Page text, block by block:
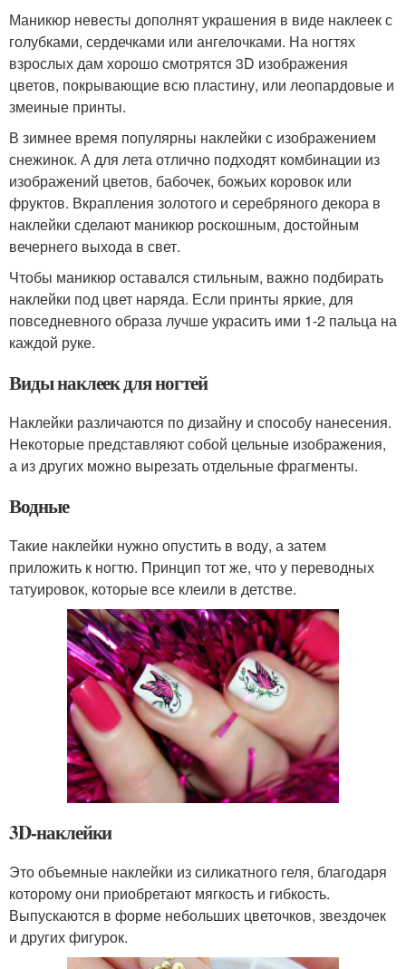
Маникюр невесты дополнят украшения в виде наклеек с
голубками, сердечками или ангелочками. На ногтях
взрослых дам хорошо смотрятся 3D изображения
цветов, покрывающие всю пластину, или леопардовые и
змеиные принты.
В зимнее время популярны наклейки с изображением
снежинок. А для лета отлично подходят комбинации из
изображений цветов, бабочек, божьих коровок или
фруктов. Вкрапления золотого и серебряного декора в
наклейки сделают маникюр роскошным, достойным
вечернего выхода в свет.
Чтобы маникюр оставался стильным, важно подбирать
наклейки под цвет наряда. Если принты яркие, для
повседневного образа лучше украсить ими 1-2 пальца на
каждой руке.
Виды наклеек для ногтей
Наклейки различаются по дизайну и способу нанесения.
Некоторые представляют собой цельные изображения,
а из других можно вырезать отдельные фрагменты.
Водные
Такие наклейки нужно опустить в воду, а затем
приложить к ногтю. Принцип тот же, что у переводных
татуировок, которые все клеили в детстве.
3D-наклейки
Это объемные наклейки из силикатного геля, благодаря
которому они приобретают мягкость и гибкость.
Выпускаются в форме небольших цветочков, звездочек
и других фигурок.